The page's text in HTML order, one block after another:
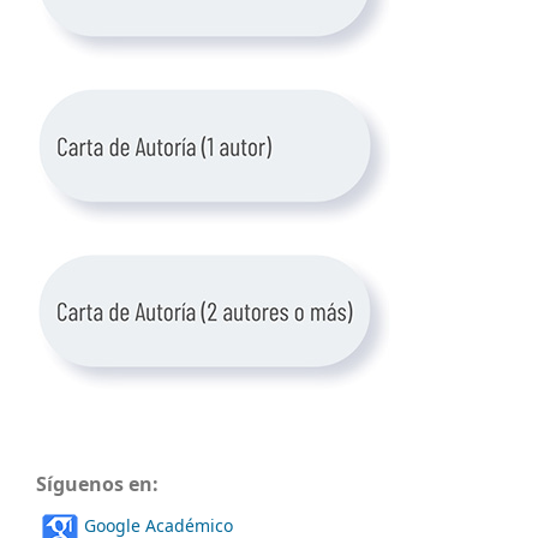
Síguenos en:
Google Académico